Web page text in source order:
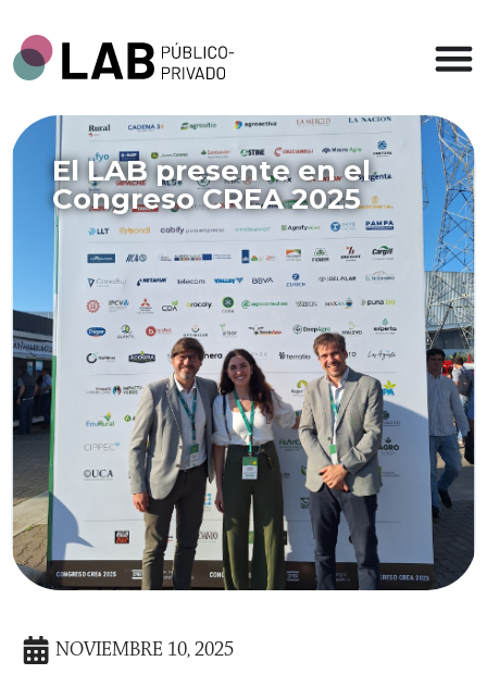
El LAB presente en el
Congreso CREA 2025
NOVIEMBRE 10, 2025